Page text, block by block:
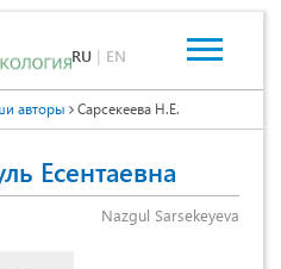
RU | EN
авторы Сарсекеева Н.Е.
Есентаевна
Nazgul Sarsekeyeva